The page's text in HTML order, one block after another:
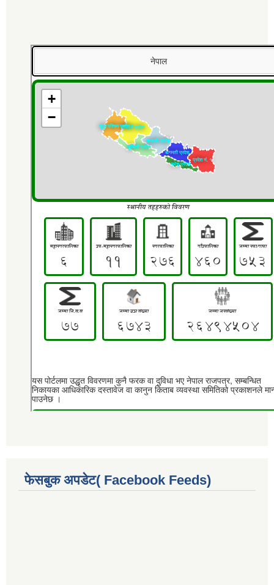
फेसबुक अपडेट( Facebook Feeds)